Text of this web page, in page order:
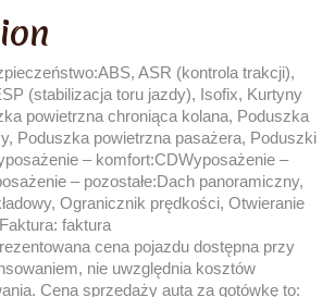
ASR (kontrola trakcji),
(stabilizacja toru jazdy), Isofix, Kurtyny
powietrzna chroniąca kolana, Poduszka
Poduszka powietrzna pasażera, Poduszki
– komfort:CDWyposażenie –
– pozostałe:Dach panoramiczny,
Ogranicznik prędkości, Otwieranie
faktura
cena pojazdu dostępna przy
nie uwzględnia kosztów
Cena sprzedaży auta za gotówkę to: